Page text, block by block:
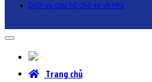
Dịch vụ cứu hộ chở xe về nhà
Trang chủ